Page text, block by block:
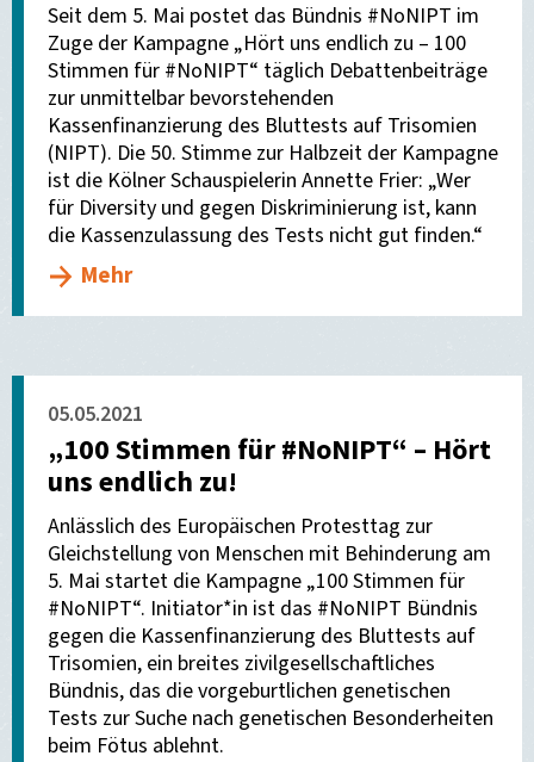
Seit dem 5. Mai postet das Bündnis #NoNIPT im
Zuge der Kampagne „Hört uns endlich zu – 100
Stimmen für #NoNIPT“ täglich Debattenbeiträge
zur unmittelbar bevorstehenden
Kassenfinanzierung des Bluttests auf Trisomien
(NIPT). Die 50. Stimme zur Halbzeit der Kampagne
ist die Kölner Schauspielerin Annette Frier: „Wer
für Diversity und gegen Diskriminierung ist, kann
die Kassenzulassung des Tests nicht gut finden.“
Mehr
05.05.2021
„100 Stimmen für #NoNIPT“ – Hört
uns endlich zu!
Anlässlich des Europäischen Protesttag zur
Gleichstellung von Menschen mit Behinderung am
5. Mai startet die Kampagne „100 Stimmen für
#NoNIPT“. Initiator*in ist das #NoNIPT Bündnis
gegen die Kassenfinanzierung des Bluttests auf
Trisomien, ein breites zivilgesellschaftliches
Bündnis, das die vorgeburtlichen genetischen
Tests zur Suche nach genetischen Besonderheiten
beim Fötus ablehnt.